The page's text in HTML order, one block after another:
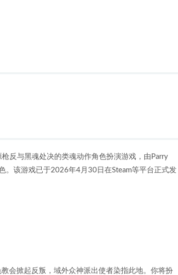
反与黑魂处决的类魂动作角色扮演游戏，由Parry
。该游戏已于2026年4月30日在Steam等平台正式发
会掀起反叛，域外众神派出使者染指此地。你将扮